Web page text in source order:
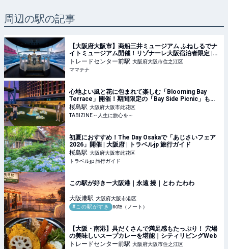
周辺の駅の記事
【大阪府大阪市】商船三井ミュージアム ふねしるでナ
イトミュージアム開催！リゾナーレ大阪宿泊者限定 |
ママテナ
トレードセンター前駅 大阪府大阪市住之江区
ママテナ
心地よい風と花に包まれて楽しむ「Blooming Bay
Terrace」開催！期間限定の「Bay Side Picnic」も｜
リーベルホテル大阪
桜島駅 大阪府大阪市此花区
TABIZINE～人生に旅心を～
初夏におすすめ！The Day Osakaで「あじさいフェア
2026」開催 | 大阪府 | トラベルjp 旅行ガイド
桜島駅 大阪府大阪市此花区
トラベルjp 旅行ガイド
この駅が好きー大阪港｜永遠 撓｜とわ たわわ
大阪港駅 大阪府大阪市港区
#この駅がすき
note（ノート）
【大阪・南港】具だくさんで満足感もたっぷり！ 穴場
の美味しいスープカレーを堪能｜シティリビングWeb
トレードセンター前駅 大阪府大阪市住之江区